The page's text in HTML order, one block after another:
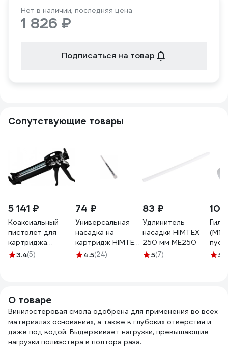
Нет в наличии, последняя цена
1 826 ₽
Подписаться на товар
Сопутствующие товары
5 141 ₽
Коаксиальный
пистолет для
картриджа
HIMTEX 400 мл
3.4(5)
74 ₽
Универсальная
насадка на
картридж HIMTEX
300, 400 мл TN
4.5(24)
83 ₽
Удлинитель
насадки HIMTEX
250 мм ME250
5(7) 5
О товаре
Винилэстеровая смола одобрена для применения во всех
материалах основаниях, а также в глубоких отверстия и
даже под водой. Выдерживает нагрузки, превышающие
нагрузки полиэстера в полтора раза.